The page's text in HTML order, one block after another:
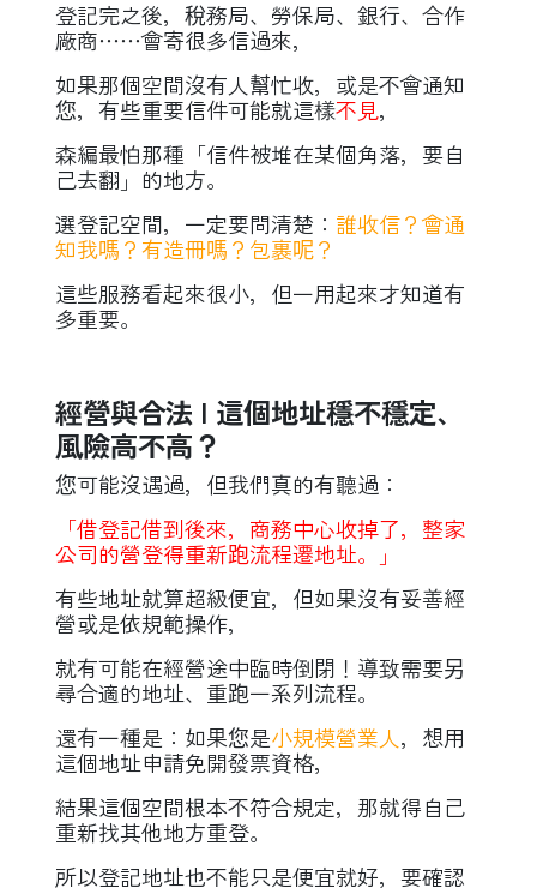
登記完之後，稅務局、勞保局、銀行、合作
廠商⋯⋯會寄很多信過來，
如果那個空間沒有人幫忙收，或是不會通知
您，有些重要信件可能就這樣不見，
森編最怕那種「信件被堆在某個角落，要自
己去翻」的地方。
選登記空間，一定要問清楚： 誰收信？會通
知我嗎？有造冊嗎？包裹呢？
這些服務看起來很小，但一用起來才知道有
多重要。
經營與合法 l 這個地址穩不穩定、
風險高不高？
您可能沒遇過，但我們真的有聽過：
「借登記借到後來，商務中心收掉了，整家
公司的營登得重新跑流程遷地址。」
有些地址就算超級便宜，但如果沒有妥善經
營或是依規範操作，
就有可能在經營途中臨時倒閉！導致需要另
尋合適的地址、重跑一系列流程。
還有一種是：如果您是小規模營業人，想用
這個地址申請免開發票資格，
結果這個空間根本不符合規定，那就得自己
重新找其他地方重登。
所以登記地址也不能只是便宜就好，要確認